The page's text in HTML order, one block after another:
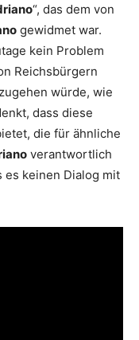
“, das dem von
gewidmet war.
kein Problem
Reichsbürgern
zugehen würde, wie
dass diese
die für ähnliche
verantwortlich
es keinen Dialog mit